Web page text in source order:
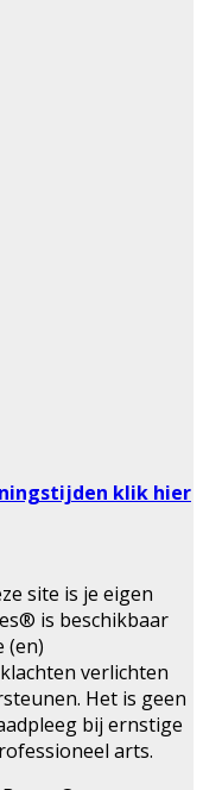
klik hier
site is je eigen
is beschikbaar
(en)
verlichten
Het is geen
bij ernstige
arts.